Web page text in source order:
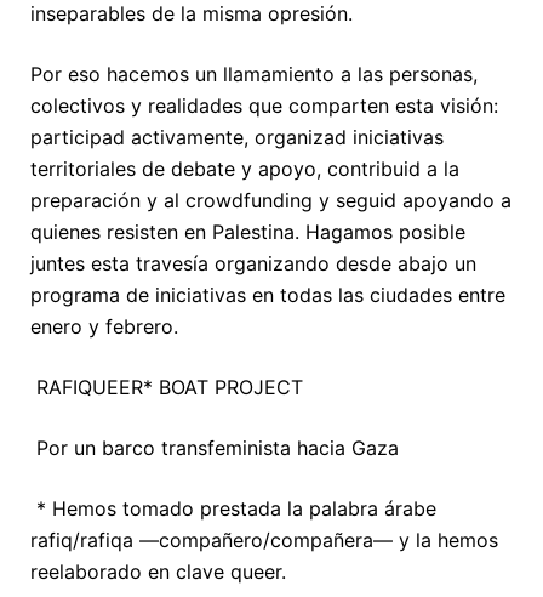
inseparables de la misma opresión.
Por eso hacemos un llamamiento a las personas,
colectivos y realidades que comparten esta visión:
participad activamente, organizad iniciativas
territoriales de debate y apoyo, contribuid a la
preparación y al crowdfunding y seguid apoyando a
quienes resisten en Palestina. Hagamos posible
juntes esta travesía organizando desde abajo un
programa de iniciativas en todas las ciudades entre
enero y febrero.
RAFIQUEER* BOAT PROJECT
Por un barco transfeminista hacia Gaza
* Hemos tomado prestada la palabra árabe
rafiq/rafiqa —compañero/compañera— y la hemos
reelaborado en clave queer.